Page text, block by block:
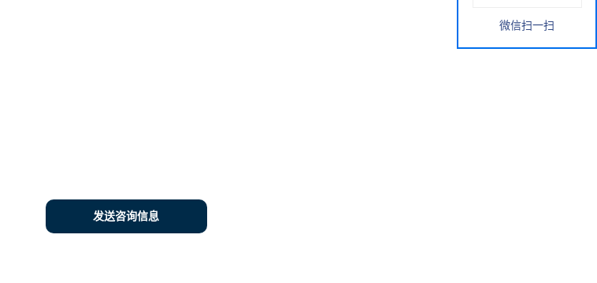
发送咨询信息
微信扫一扫